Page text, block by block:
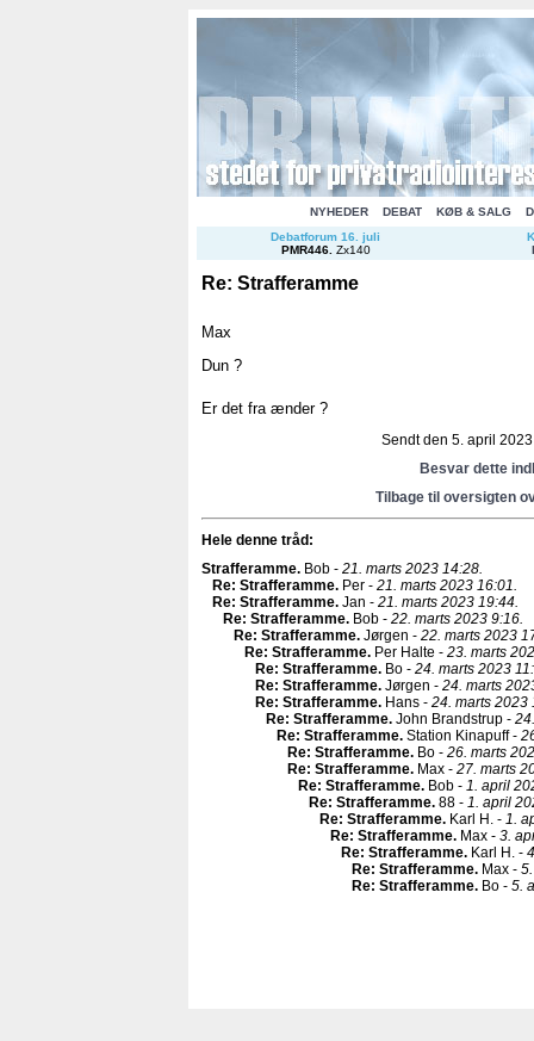
NYHEDER DEBAT KØB & SALG
Debatforum 16. juli
PMR446. Zx140
Re: Strafferamme
Max
Dun ?
Er det fra ænder ?
Sendt den 5. april
Besvar dette
Tilbage til oversigten
Hele denne tråd:
Strafferamme. Bob - 21. marts 2023 14:28.
Re: Strafferamme. Per - 21. marts 2023 16:01.
Re: Strafferamme. Jan - 21. marts 2023 19:44.
Re: Strafferamme. Bob - 22. marts 2023 9:16.
Re: Strafferamme. Jørgen - 22. marts 2023
Re: Strafferamme. Per Halte - 23. marts
Re: Strafferamme. Bo - 24. marts 2023
Re: Strafferamme. Jørgen - 24. marts
Re: Strafferamme. Hans - 24. marts 2023
Re: Strafferamme. John Brandstrup -
Re: Strafferamme. Station Kinapuff -
Re: Strafferamme. Bo - 26. marts
Re: Strafferamme. Max - 27. marts
Re: Strafferamme. Bob - 1. april
Re: Strafferamme. 88 - 1. april
Re: Strafferamme. Karl H. - 1.
Re: Strafferamme. Max - 3.
Re: Strafferamme. Karl H. -
Re: Strafferamme. Max -
Re: Strafferamme. Bo - 5.